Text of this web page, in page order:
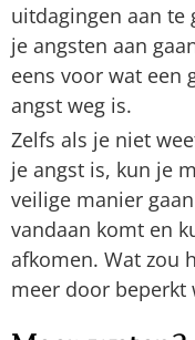
uitdagingen aan te
je angsten aan
eens voor wat een
angst weg is.
Zelfs als je niet
je angst is, kun je
veilige manier
vandaan komt en
afkomen. Wat zou
meer door beperkt